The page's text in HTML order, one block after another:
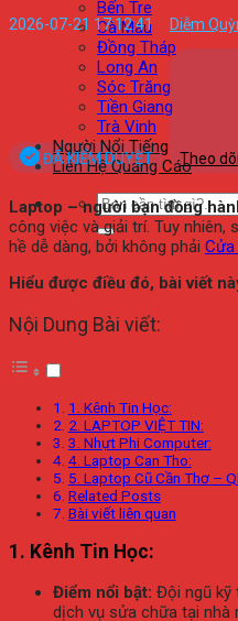
Bến Tre
Cà Mau
Đồng Tháp
Long An
Sóc Trăng
Tiền Giang
Trà Vinh
Người Nổi Tiếng
Liên Hệ Quảng Cáo
2026-07-21 17:12:41
Diễm
ĐÃ KIỂM DUYỆT Theo
Laptop – người bạn đồng
công việc và giải trí. Tuy
hề dễ dàng, bởi không phải Cửa
Hiểu được điều đó, bài viết
Nội Dung Bài viết:
1. Kênh Tin Học:
2. LAPTOP VIỆT TIN:
3. Nhựt Phi Computer:
4. Laptop Can Tho:
5. Laptop Cũ Cần Thơ –
Related Posts
Bài viết liên quan
1. Kênh Tin Học:
Điểm nổi bật: Đội ngũ kỹ
dịch vụ sửa chữa tại nhà